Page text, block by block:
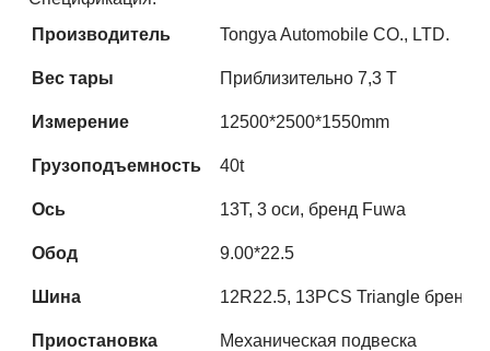
Производитель
Tongya Automobile CO., LTD.
Вес тары Приблизительно 7,3 Т
Измерение 12500*2500*1550mm
Грузоподъемность 40t
Ось 13T, 3 оси, бренд Fuwa
Обод 9.00*22.5
Шина 12R22.5, 13PCS Triangle бренд
Приостановка Механическая подвеска